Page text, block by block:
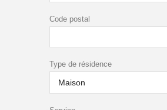
Code postal
Type de résidence